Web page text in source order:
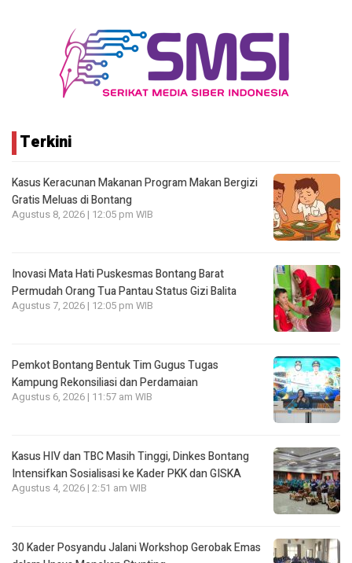
Terkini
Kasus Keracunan Makanan Program Makan Bergizi
Gratis Meluas di Bontang
Agustus 8, 2026 | 12:05 pm WIB
Inovasi Mata Hati Puskesmas Bontang Barat
Permudah Orang Tua Pantau Status Gizi Balita
Agustus 7, 2026 | 12:05 pm WIB
Pemkot Bontang Bentuk Tim Gugus Tugas
Kampung Rekonsiliasi dan Perdamaian
Agustus 6, 2026 | 11:57 am WIB
Kasus HIV dan TBC Masih Tinggi, Dinkes Bontang
Intensifkan Sosialisasi ke Kader PKK dan GISKA
Agustus 4, 2026 | 2:51 am WIB
30 Kader Posyandu Jalani Workshop Gerobak Emas